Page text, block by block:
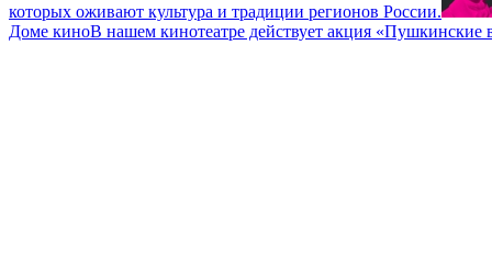
которых оживают культура и традиции регионов России.
Доме киноВ нашем кинотеатре действует акция